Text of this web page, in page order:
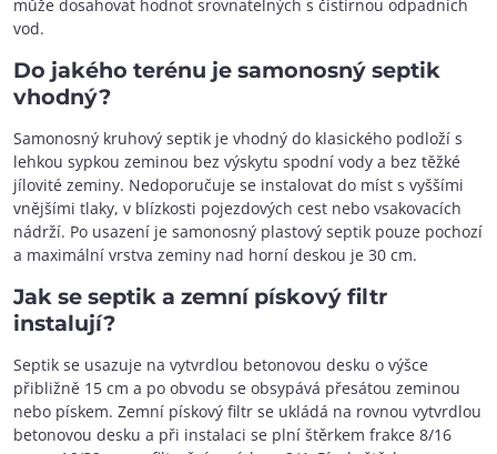
může dosahovat hodnot srovnatelných s čistírnou odpadních
vod.
Do jakého terénu je samonosný septik
vhodný?
Samonosný kruhový septik je vhodný do klasického podloží s
lehkou sypkou zeminou bez výskytu spodní vody a bez těžké
jílovité zeminy. Nedoporučuje se instalovat do míst s vyššími
vnějšími tlaky, v blízkosti pojezdových cest nebo vsakovacích
nádrží. Po usazení je samonosný plastový septik pouze pochozí
a maximální vrstva zeminy nad horní deskou je 30 cm.
Jak se septik a zemní pískový filtr
instalují?
Septik se usazuje na vytvrdlou betonovou desku o výšce
přibližně 15 cm a po obvodu se obsypává přesátou zeminou
nebo pískem. Zemní pískový filtr se ukládá na rovnou vytvrdlou
betonovou desku a při instalaci se plní štěrkem frakce 8/16